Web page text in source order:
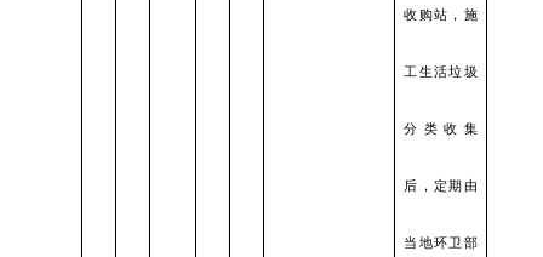
收购站，施
工生活垃圾
分类收集
后，定期由
当地环卫部